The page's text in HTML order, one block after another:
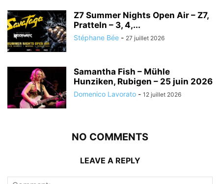
Z7 Summer Nights Open Air – Z7,
Pratteln – 3, 4,...
Stéphane Bée - 27 juillet 2026
Samantha Fish – Mühle
Hunziken, Rubigen – 25 juin 2026
Domenico Lavorato - 12 juillet 2026
NO COMMENTS
LEAVE A REPLY